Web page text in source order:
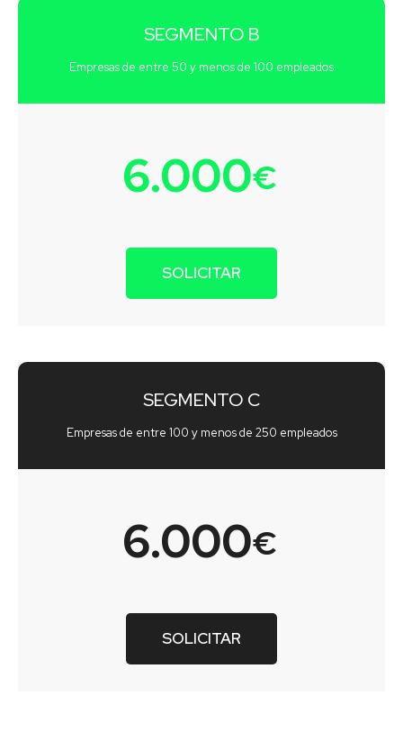
SEGMENTO B
Empresas de entre 50 y menos de 100 empleados
6.000€
SOLICITAR
SEGMENTO C
Empresas de entre 100 y menos de 250 empleados
6.000€
SOLICITAR